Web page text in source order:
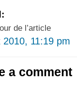
de l’article
2010, 11:19 pm
a comment